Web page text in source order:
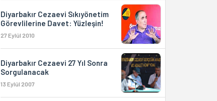
Diyarbakır Cezaevi Sıkıyönetim
Görevlilerine Davet: Yüzleşin!
27 Eylül 2010
Diyarbakır Cezaevi 27 Yıl Sonra
Sorgulanacak
13 Eylül 2007